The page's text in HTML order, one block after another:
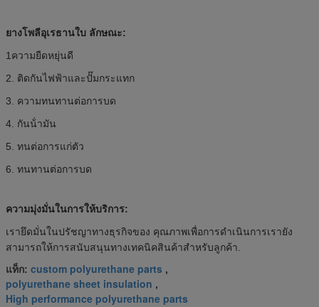
ยางโพลีอุเรธานใบ ลักษณะ:
1ความยืดหยุ่นดี
2. ติดกันไฟฟ้าและปั๊มกระแทก
3. ความทนทานต่อการบด
4. กันน้ํามัน
5. ทนต่อการแก่ตัว
6. ทนทานต่อการบด
ความมุ่งมั่นในการให้บริการ:
เรายึดมั่นในปรัชญาทางธุรกิจของ คุณภาพเพื่อการดําเนินการเรายัง
สามารถให้การสนับสนุนทางเทคนิคสินค้าสําหรับลูกค้า.
แท็ก: custom polyurethane parts ,
polyurethane sheet insulation ,
High performance polyurethane parts